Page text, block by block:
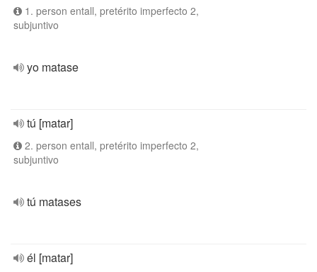
1. person entall, pretérito imperfecto 2,
subjuntivo
yo matase
tú [matar]
2. person entall, pretérito imperfecto 2,
subjuntivo
tú matases
él [matar]